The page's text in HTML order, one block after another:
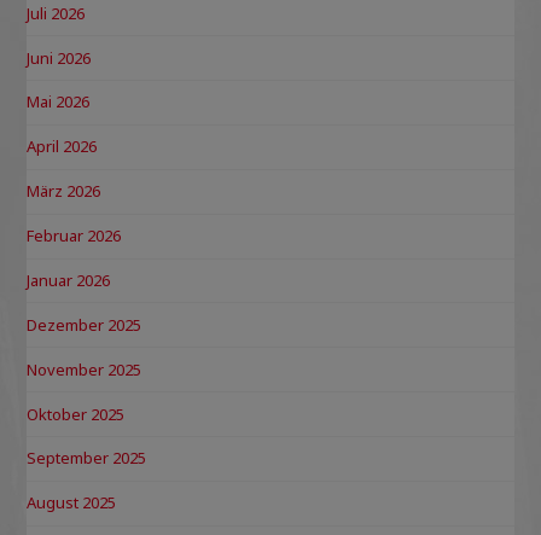
Juli 2026
Juni 2026
Mai 2026
April 2026
März 2026
Februar 2026
Januar 2026
Dezember 2025
November 2025
Oktober 2025
September 2025
August 2025